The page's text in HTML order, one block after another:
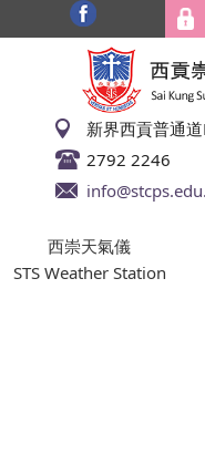
新界西貢普通
2792 2246
西崇天氣儀
STS Weather Station